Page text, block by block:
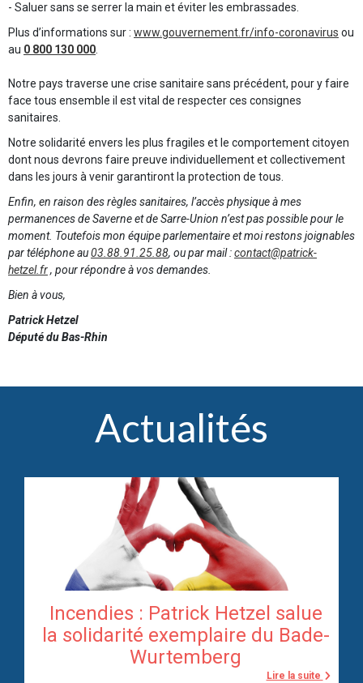
- Saluer sans se serrer la main et éviter les embrassades.
Plus d’informations sur : www.gouvernement.fr/info-coronavirus ou
au 0 800 130 000.
Notre pays traverse une crise sanitaire sans précédent, pour y faire
face tous ensemble il est vital de respecter ces consignes
sanitaires.
Notre solidarité envers les plus fragiles et le comportement citoyen
dont nous devrons faire preuve individuellement et collectivement
dans les jours à venir garantiront la protection de tous.
Enfin, en raison des règles sanitaires, l’accès physique à mes
permanences de Saverne et de Sarre-Union n’est pas possible pour le
moment. Toutefois mon équipe parlementaire et moi restons joignables
par téléphone au03.88.91.25.88, ou par mail :contact@patrick-
hetzel.fr, pour répondre à vos demandes.
Bien à vous,
Patrick Hetzel
Député du Bas-Rhin
Actualités
Incendies : Patrick Hetzel salue
la solidarité exemplaire du Bade-
Wurtemberg
Lire la suite